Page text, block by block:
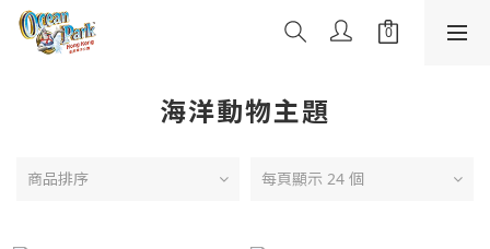
海洋動物主題
商品排序 每頁顯示 24 個